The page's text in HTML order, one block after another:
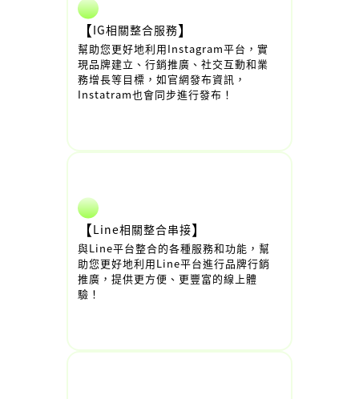
【IG相關整合服務】
幫助您更好地利用Instagram平台，實
現品牌建立、行銷推廣、社交互動和業
務增長等目標，如官網發布資訊，
Instatram也會同步進行發布！
【Line相關整合串接】
與Line平台整合的各種服務和功能，幫
助您更好地利用Line平台進行品牌行銷
推廣，提供更方便、更豐富的線上體
驗！